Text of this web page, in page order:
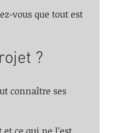
vous que tout est
?
connaître ses
ce qui ne l’est